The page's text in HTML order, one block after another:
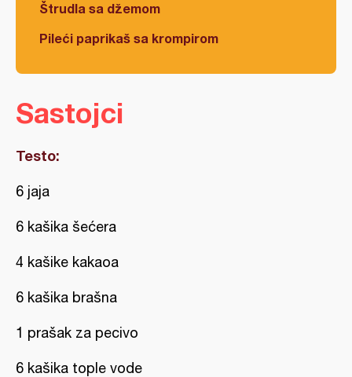
Štrudla sa džemom
Pileći paprikaš sa krompirom
Sastojci
Testo:
6 jaja
6 kašika šećera
4 kašike kakaoa
6 kašika brašna
1 prašak za pecivo
6 kašika tople vode